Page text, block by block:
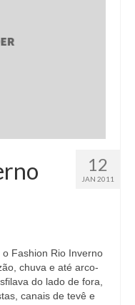
12
JAN 2011
Fashion Rio Inverno
chuva e até arco-
do lado de fora,
canais de tevê e